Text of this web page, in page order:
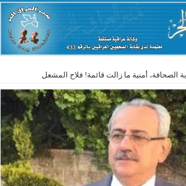
الصحافة، أمنية ما زالت قائمة! فلاح المشعل